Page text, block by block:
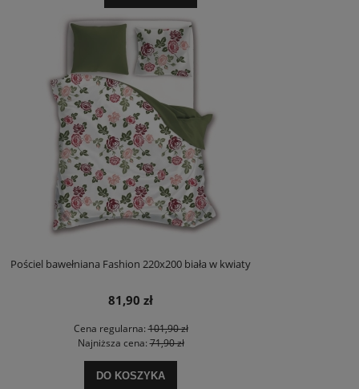
Pościel bawełniana Fashion 220x200 biała w kwiaty
81,90 zł
Cena regularna:101,90 zł
Najniższa cena:71,90 zł
DO KOSZYKA